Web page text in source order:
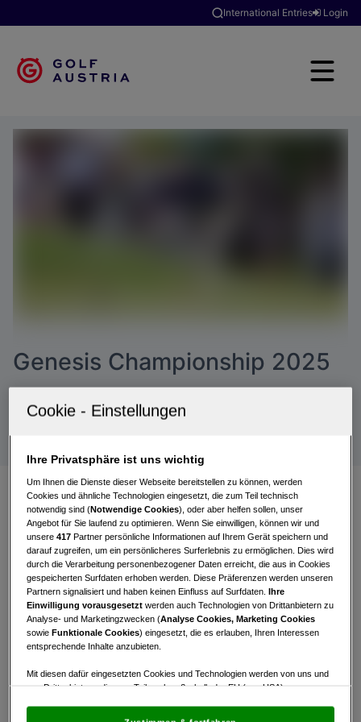
International Entries Login
Genesis Championship 2025
Country Club, Cheonan/Südkorea
DieDP World Tourist mit derGenesis
Championshipin Südkorea beim letzten regulären
Saisonturnier angekommen. Auf dem Spiel steht
nicht weniger als die sportliche Zukunft bzw. für
die Top 70 der Einzug in die Playoffs – damit ist die
Woche traditionell eine der nervenaufreibendsten
des Jahres.
Woo Jeong Hills Country Clubin Cheonan, rund
Ihre Privatsphäre ist uns wichtig
Um Ihnen die Dienste dieser Webseite bereitstellen zu können, werden
Cookies und ähnliche Technologien eingesetzt, die zum Teil technisch
notwendig sind (Notwendige Cookies), oder aber helfen sollen, unser
Angebot für Sie laufend zu optimieren. Wenn Sie einwilligen, können wir und
unsere417 Partner persönliche Informationen auf Ihrem Gerät speichern und
darauf zugreifen, um ein persönlicheres Surferlebnis zu ermöglichen. Dies wird
durch die Verarbeitung personenbezogener Daten erreicht, die aus in Cookies
gespeicherten Surfdaten erhoben werden. Diese Präferenzen werden unseren
Partnern signalisiert und haben keinen Einfluss auf Surfdaten.Ihre
Einwilligung vorausgesetzt werden auch Technologien von Drittanbietern zu
Analyse- und Marketingzwecken (Analyse Cookies, Marketing Cookies
sowieFunktionale Cookies) eingesetzt, die es erlauben, Ihren Interessen
entsprechende Inhalte anzubieten.
Mit diesen dafür eingesetzten Cookies und Technologien werden von uns und
von Drittanbietern, die zum Teil auch außerhalb der EU (u.a. USA)